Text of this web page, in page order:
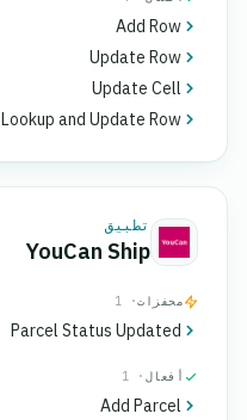
Add Row
Update Row
Update Cell
Lookup and Update Row
تطبيق
YouCan Ship
محفزات· 1
Parcel Status Updated
أفعال · 1
Add Parcel